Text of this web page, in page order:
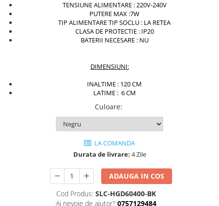
Iluminat camera copilului
Iluminat hol
Iluminat scari
Iluminat spatiu comercial
Iluminat stradal
Sisteme Iluminat pe Sina
TENSIUNE ALIMENTARE : 220V-240V
PUTERE MAX :7W
TIP ALIMENTARE TIP SOCLU : LA RETEA
CLASA DE PROTECTIE : IP20
BATERII NECESARE : NU
DIMENSIUNI:
INALTIME : 120 CM
LATIME : 6 CM
Culoare:
LA COMANDA
Durata de livrare: 4 Zile
ADAUGA IN COS
Cod Produs: SLC-HGD60400-BK
Ai nevoie de ajutor? 0757129484